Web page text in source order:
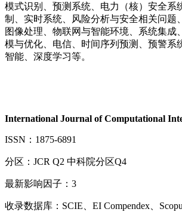
模式识别、预测系统、电力（核）安全系
制、实时系统、风险分析与安全相关问题
图像处理、物联网与智能环境、系统集成
模与优化、电信、时间序列预测、预警系
智能、深度学习等。
International Journal of Computational
ISSN：1875-6891
分区：JCR Q2 中科院分区Q4
最新影响因子：3
收录数据库：SCIE、EI Compendex、